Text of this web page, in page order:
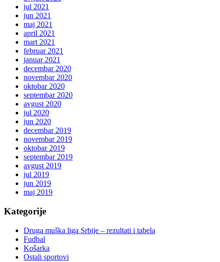
jul 2021
jun 2021
maj 2021
april 2021
mart 2021
februar 2021
januar 2021
decembar 2020
novembar 2020
oktobar 2020
septembar 2020
avgust 2020
jul 2020
jun 2020
decembar 2019
novembar 2019
oktobar 2019
septembar 2019
avgust 2019
jul 2019
jun 2019
maj 2019
Kategorije
Druga muška liga Srbije – rezultati i tabela
Fudbal
Košarka
Ostali sportovi